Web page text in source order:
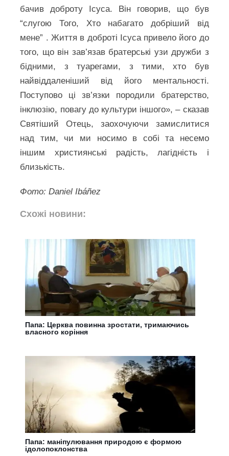
бачив доброту Ісуса. Він говорив, що був
“слугою Того, Хто набагато добріший від
мене” . Життя в доброті Ісуса привело його до
того, що він зав’язав братерські узи дружби з
бідними, з туарегами, з тими, хто був
найвіддаленіший від його ментальності.
Поступово ці зв’язки породили братерство,
інклюзію, повагу до культури іншого», – сказав
Святіший Отець, заохочуючи замислитися
над тим, чи ми носимо в собі та несемо
іншим християнські радість, лагідність і
близькість.
Фото: Daniel Ibáñez
Схожі новини:
Папа: Церква повинна зростати, тримаючись
власного коріння
Папа: маніпулювання природою є формою
ідолопоклонства